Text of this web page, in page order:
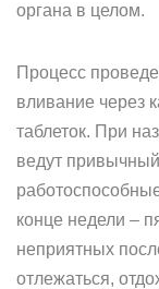
органа в целом.
Процесс
вливание через
таблеток. При
ведут
конце недели –
неприятных
отлежаться,